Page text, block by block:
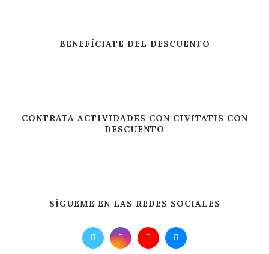
BENEFÍCIATE DEL DESCUENTO
CONTRATA ACTIVIDADES CON CIVITATIS CON
DESCUENTO
SÍGUEME EN LAS REDES SOCIALES